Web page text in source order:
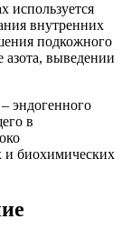
используется
внутренних
подкожного
азота, выведении
эндогенного
в
и биохимических